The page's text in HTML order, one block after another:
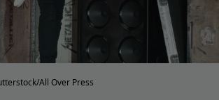
All Over Press